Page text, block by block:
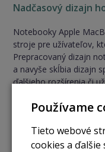
Nadčasový dizajn
Notebooky Apple
stroje pre užívateľov,
Prepracovaný dizajn
a navyše skĺbia dizajn
ďalšieho rozšírenia či
s vysokým Retina
Používame
Tieto webové
cookies a ďalšie